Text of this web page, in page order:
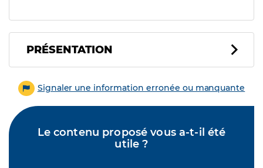
PRÉSENTATION
Signaler une information erronée ou manquante
Le contenu proposé vous a-t-il été
utile ?